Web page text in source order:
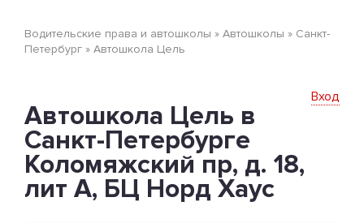
Водительские права и автошколы » Автошколы » Санкт-
Петербург » Автошкола Цель
Вход
Автошкола Цель в
Санкт-Петербурге
Коломяжский пр, д. 18,
лит А, БЦ Норд Хаус